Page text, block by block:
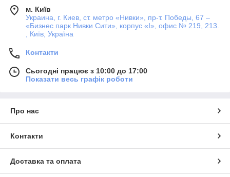
м. Київ
Украина, г. Киев, ст. метро «Нивки», пр-т. Победы, 67 –
«Бизнес парк Нивки Сити», корпус «I», офис № 219, 213.
, Київ, Україна
Контакти
Сьогодні працює з 10:00 до 17:00
Показати весь графік роботи
Про нас
Контакти
Доставка та оплата